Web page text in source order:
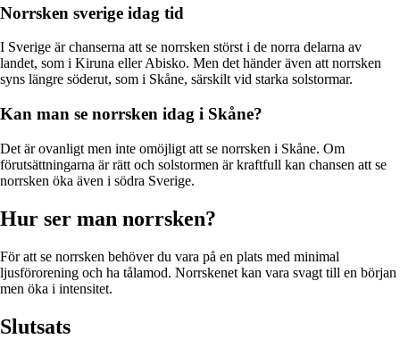
Norrsken sverige idag tid
I Sverige är chanserna att se norrsken störst i de norra delarna av
landet, som i Kiruna eller Abisko. Men det händer även att norrsken
syns längre söderut, som i Skåne, särskilt vid starka solstormar.
Kan man se norrsken idag i Skåne?
Det är ovanligt men inte omöjligt att se norrsken i Skåne. Om
förutsättningarna är rätt och solstormen är kraftfull kan chansen att se
norrsken öka även i södra Sverige.
Hur ser man norrsken?
För att se norrsken behöver du vara på en plats med minimal
ljusförorening och ha tålamod. Norrskenet kan vara svagt till en början
men öka i intensitet.
Slutsats